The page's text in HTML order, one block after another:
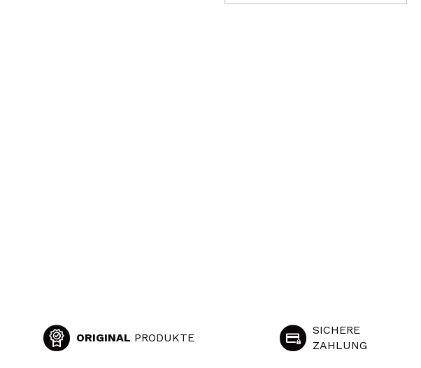
ORIGINAL PRODUKTE
SICHERE
ZAHLUNG